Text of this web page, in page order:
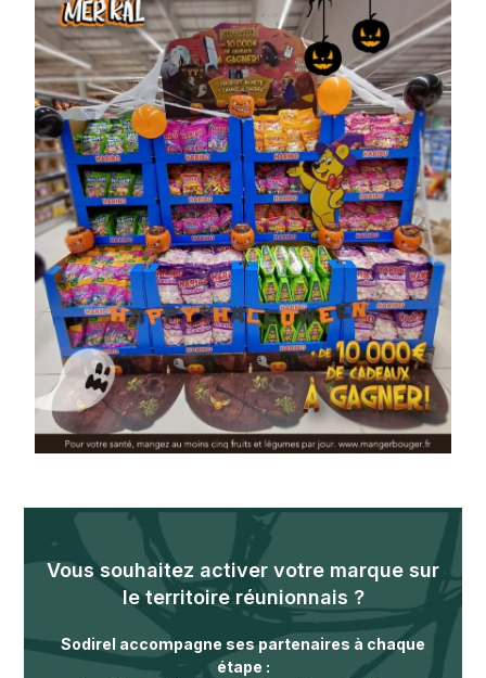
Vous souhaitez activer votre marque sur
le territoire réunionnais ?
Sodirel accompagne ses partenaires à chaque
étape :